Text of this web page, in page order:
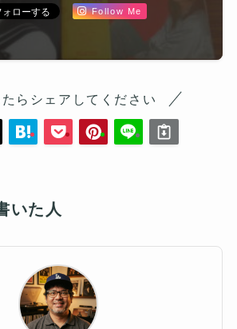
Follow Me
らシェアしてください
いた人